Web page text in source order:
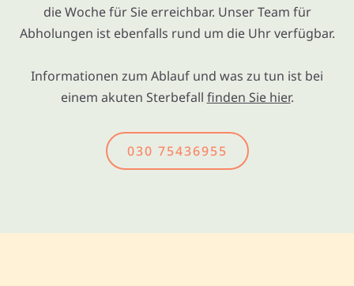
die Woche für Sie erreichbar. Unser Team für
Abholungen ist ebenfalls rund um die Uhr verfügbar.
Informationen zum Ablauf und was zu tun ist bei
einem akuten Sterbefall finden Sie hier.
030 75436955